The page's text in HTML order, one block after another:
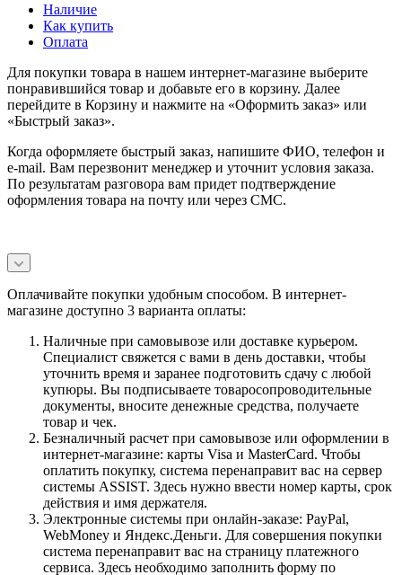
Наличие
Как купить
Оплата
Для покупки товара в нашем интернет-магазине выберите
понравившийся товар и добавьте его в корзину. Далее
перейдите в Корзину и нажмите на «Оформить заказ» или
«Быстрый заказ».
Когда оформляете быстрый заказ, напишите ФИО, телефон и
e-mail. Вам перезвонит менеджер и уточнит условия заказа.
По результатам разговора вам придет подтверждение
оформления товара на почту или через СМС.
Оплачивайте покупки удобным способом. В интернет-
магазине доступно 3 варианта оплаты:
Наличные при самовывозе или доставке курьером.
Специалист свяжется с вами в день доставки, чтобы
уточнить время и заранее подготовить сдачу с любой
купюры. Вы подписываете товаросопроводительные
документы, вносите денежные средства, получаете
товар и чек.
Безналичный расчет при самовывозе или оформлении в
интернет-магазине: карты Visa и MasterCard. Чтобы
оплатить покупку, система перенаправит вас на сервер
системы ASSIST. Здесь нужно ввести номер карты, срок
действия и имя держателя.
Электронные системы при онлайн-заказе: PayPal,
WebMoney и Яндекс.Деньги. Для совершения покупки
система перенаправит вас на страницу платежного
сервиса. Здесь необходимо заполнить форму по